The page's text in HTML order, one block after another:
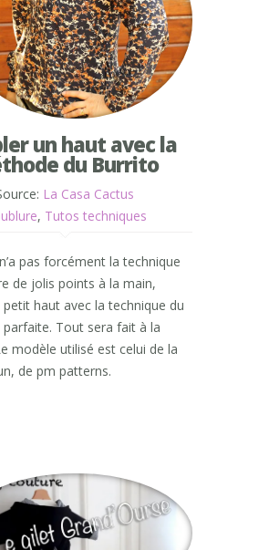
un haut avec la
du Burrito
La Casa Cactus
, Tutos techniques
pas forcément la technique
de jolis points à la main,
haut avec la technique du
Tout sera fait à la
modèle utilisé est celui de la
de pm patterns.